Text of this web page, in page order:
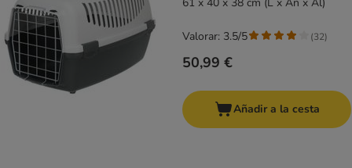
50,99 €
Valorar: 3.5/5 (32)
Añadir a la cesta